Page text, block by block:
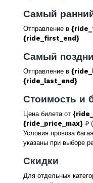
Самый
Отправление в
{ride_first_end}
Самый
Отправление в
{ride_last_end}
Стоимость и
Цена билета от
{ride_price_max} ₽
Условия провоза
указаны при выборе
Скидки
Для отдельных